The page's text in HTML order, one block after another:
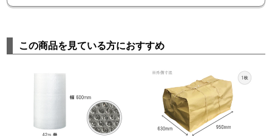
この商品を見ている方におすすめ